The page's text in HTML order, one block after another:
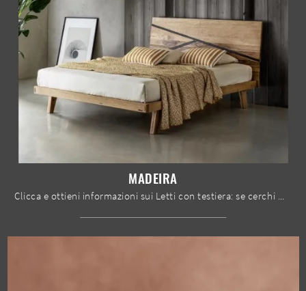
MADEIRA
Clicca e ottieni informazioni sui Letti con testiera: se cerchi modelli matrimoniali moderni, il modello Madeira Le Fablier fa al caso tuo.